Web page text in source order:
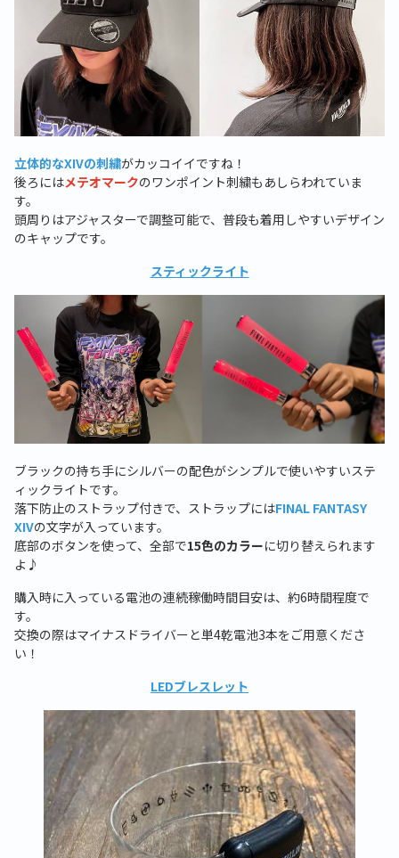
立体的なXIVの刺繍がカッコイイですね！
後ろにはメテオマークのワンポイント刺繍もあしらわれていま
す。
頭周りはアジャスターで調整可能で、普段も着用しやすいデザイン
のキャップです。
スティックライト
ブラックの持ち手にシルバーの配色がシンプルで使いやすいステ
ィックライトです。
落下防止のストラップ付きで、ストラップにはFINAL FANTASY
XIVの文字が入っています。
底部のボタンを使って、全部で15色のカラーに切り替えられます
よ ♪
購入時に入っている電池の連続稼働時間目安は、約6時間程度で
す。
交換の際はマイナスドライバーと単4乾電池3本をご用意くださ
い！
LEDブレスレット